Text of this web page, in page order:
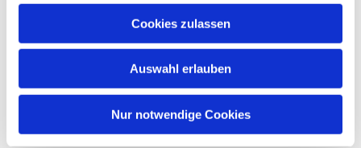
Cookies zulassen
Auswahl erlauben
Nur notwendige Cookies